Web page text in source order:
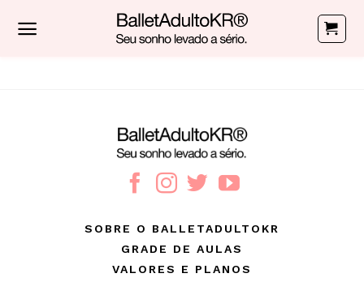
SOBRE O BALLETADULTOKR
GRADE DE AULAS
VALORES E PLANOS